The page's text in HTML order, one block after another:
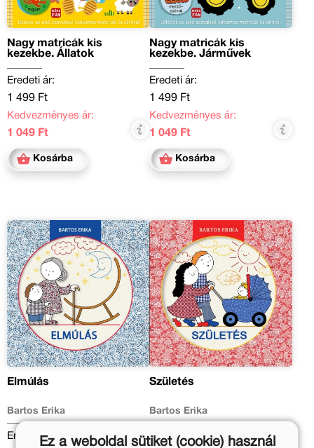
Nagy matricák kis
kezekbe. Állatok
Eredeti ár:
1 499 Ft
Kedvezményes ár:
1 049 Ft
Kosárba
Nagy matricák kis
kezekbe. Járművek
Eredeti ár:
1 499 Ft
Kedvezményes ár:
1 049 Ft
Kosárba
Elmúlás
Bartos Erika
Eredeti ár:
Születés
Bartos Erika
Eredeti ár:
Ez a weboldal sütiket (cookie) használ